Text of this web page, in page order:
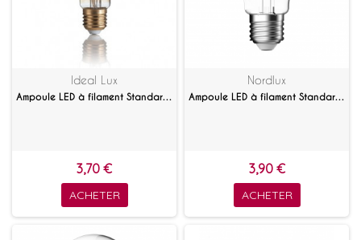
Ideal Lux
Ampoule LED à filament Standard ambrée 4 W E27
3,70 €
ACHETER
Nordlux
Ampoule LED à filament Standard 7 W Blanc chaud
3,90 €
ACHETER